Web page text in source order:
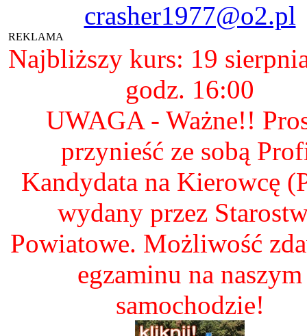
crasher1977@o2.pl
REKLAMA
Najbliższy kurs: 19
godz. 16:00
UWAGA - Ważne!!
przynieść ze sobą
Kandydata na Kierowcę
wydany przez
Powiatowe. Możliwość
egzaminu na naszym
samochodzie!